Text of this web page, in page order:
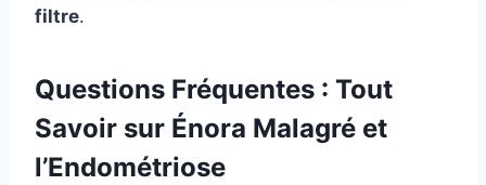
filtre.
Questions Fréquentes : Tout
Savoir sur Énora Malagré et
l’Endométriose